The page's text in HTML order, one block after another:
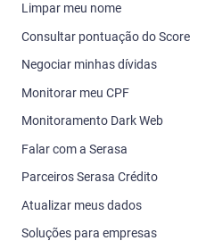
Limpar meu nome
Consultar pontuação do Score
Negociar minhas dívidas
Monitorar meu CPF
Monitoramento Dark Web
Falar com a Serasa
Parceiros Serasa Crédito
Atualizar meus dados
Soluções para empresas